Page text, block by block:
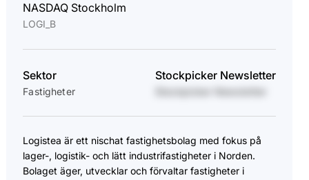
NASDAQ Stockholm
LOGI_B
Sektor
Fastigheter
Stockpicker Newsletter
Logistea är ett nischat fastighetsbolag med fokus på
lager-, logistik- och lätt industrifastigheter i Norden.
Bolaget äger, utvecklar och förvaltar fastigheter i